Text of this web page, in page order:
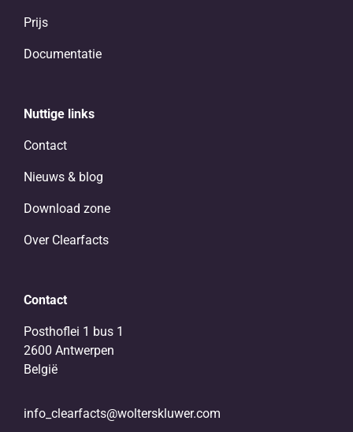
Prijs
Documentatie
Nuttige links
Contact
Nieuws & blog
Download zone
Over Clearfacts
Contact
Posthoflei 1 bus 1
2600 Antwerpen
België
info_clearfacts@wolterskluwer.com